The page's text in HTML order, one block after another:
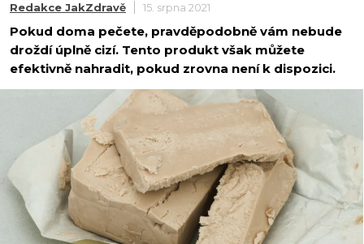
Redakce JakZdravě 15. srpna 2021
Pokud doma pečete, pravděpodobně vám nebude
droždí úplně cizí. Tento produkt však můžete
efektivně nahradit, pokud zrovna není k dispozici.